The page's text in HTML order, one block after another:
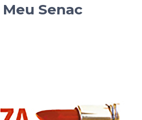
Meu Senac